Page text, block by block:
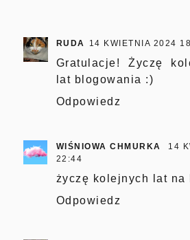
RUDA 14 KWIETNIA 2024
Gratulacje! Życzę
lat blogowania :)
Odpowiedz
WIŚNIOWA CHMURKA
14
22:44
życzę kolejnych lat na
Odpowiedz